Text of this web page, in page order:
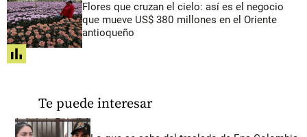
Flores que cruzan el cielo: así es el negocio
que mueve US$ 380 millones en el Oriente
antioqueño
share
Te puede interesar